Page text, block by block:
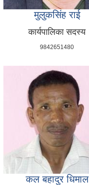
मुलुकसिंह राई
कार्यपालिका सदस्य
9842651480
कल बहादुर धिमाल